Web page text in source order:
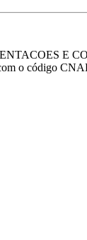
E
o código